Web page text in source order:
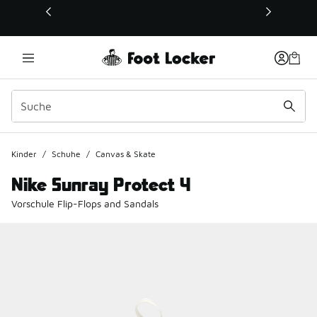
Dieser Link öffnet sich in einem neuen Fenster
Kinder / Schuhe / Canvas & Skate
Nike Sunray Protect 4
Vorschule Flip-Flops and Sandals